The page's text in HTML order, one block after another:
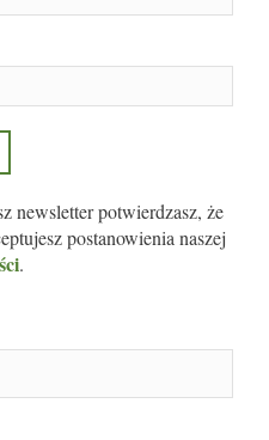
newsletter potwierdzasz, że
postanowienia naszej
.